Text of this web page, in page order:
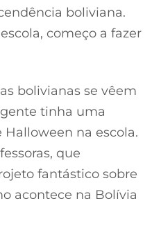
boliviana.
começo a fazer
bolivianas se vêem
gente tinha uma
na escola.
que
fantástico sobre
acontece na Bolívia